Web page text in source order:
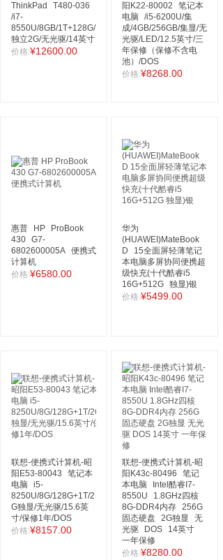
ThinkPad
T480-036
/i7-
8550U/8GB/1T+128G/
独立2G/无光驱/14英寸
价格:¥12600.00
阳K22-80002
笔记本
电脑
/i5-6200U/集
成/4GB/256GB/集显/无
光驱/LED/12.5英寸/三
年保修（保修不含电
池）/DOS
价格:¥8268.00
惠普 HP
ProBook
430 G7-
6802600005A 便携式
计算机
价格:¥6580.00
华为
(HUAWEI)MateBook
D
15全面屏轻薄笔记
本电脑多屏协同便携超
级快充(十代酷睿i5
16G+512G 独显)银
价格:¥5499.00
联想-便携式计算机-昭
阳E53-80043
笔记本
电脑
i5-
8250U/8G/128G+1T/2
G独显/无光驱/15.6英
寸/保修1年/DOS
价格:¥8157.00
联想-便携式计算机-昭
阳K43c-80496
笔记
本电脑
Intel酷睿I7-
8550U
1.8GHz四核
8G-DDR4内存 256G
固态硬盘
2G独显
无
光驱
DOS
14英寸
一年保修
价格:¥8280.00